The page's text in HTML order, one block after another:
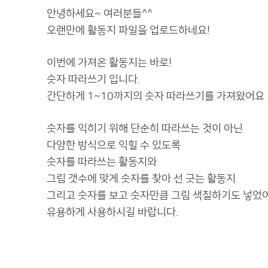
안녕하세요~ 여러분들^^
오랜만에 활동지 파일을 업로드하네요!
이번에 가져온 활동지는 바로!
숫자 따라쓰기 입니다.
간단하게 1~10까지의 숫자 따라쓰기를 가져왔어요
숫자를 익히기 위해 단순히 따라쓰는 것이 아닌
다양한 방식으로 익힐 수 있도록
숫자를 따라쓰는 활동지와
그림 갯수에 맞게 숫자를 찾아 선 긋는 활동지
그리고 숫자를 보고 숫자만큼 그림 색칠하기도 넣었
유용하게 사용하시길 바랍니다.